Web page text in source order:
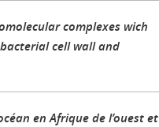
complexes wich
cell wall and
en Afrique de l’ouest et